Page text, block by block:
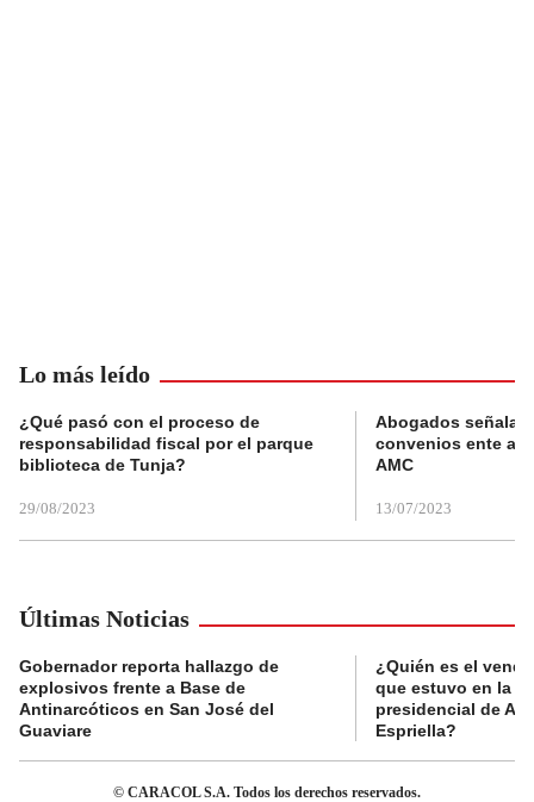
Lo más leído
¿Qué pasó con el proceso de
responsabilidad fiscal por el parque
biblioteca de Tunja?
29/08/2023
Abogados
convenios ente
AMC
13/07/2023
Últimas Noticias
Gobernador reporta hallazgo de
explosivos frente a Base de
Antinarcóticos en San José del
Guaviare
¿Quién es el
que estuvo en la
presidencial de
Espriella?
© CARACOL S.A. Todos los derechos reservados.